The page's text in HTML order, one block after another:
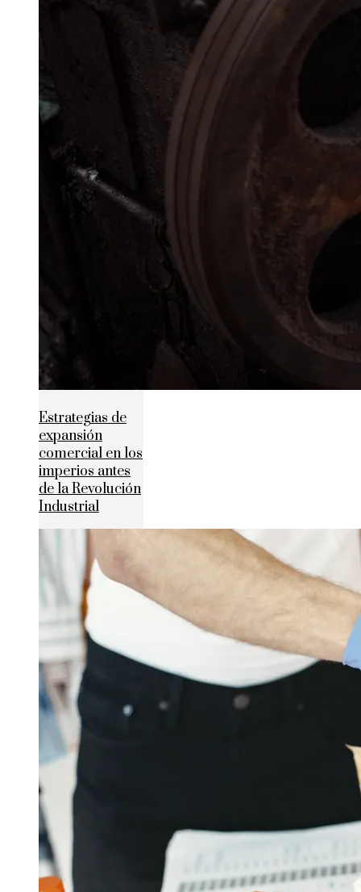
Estrategias de
expansión
comercial en los
imperios antes
de la Revolución
Industrial